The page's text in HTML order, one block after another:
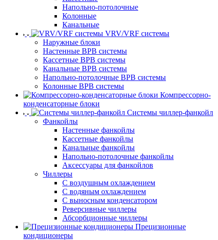
Напольно-потолочные
Колонные
Канальные
VRV/VRF системы
Наружные блоки
Настенные ВРВ системы
Кассетные ВРВ системы
Канальные ВРВ системы
Напольно-потолочные ВРВ системы
Колонные ВРВ системы
Компрессорно-
конденсаторные блоки
Системы чиллер-фанкойл
Фанкойлы
Настенные фанкойлы
Кассетные фанкойлы
Канальные фанкойлы
Напольно-потолочные фанкойлы
Аксессуары для фанкойлов
Чиллеры
С воздушным охлаждением
С водяным охлаждением
С выносным конденсатором
Реверсивные чиллеры
Абсорбционные чиллеры
Прецизионные
кондиционеры